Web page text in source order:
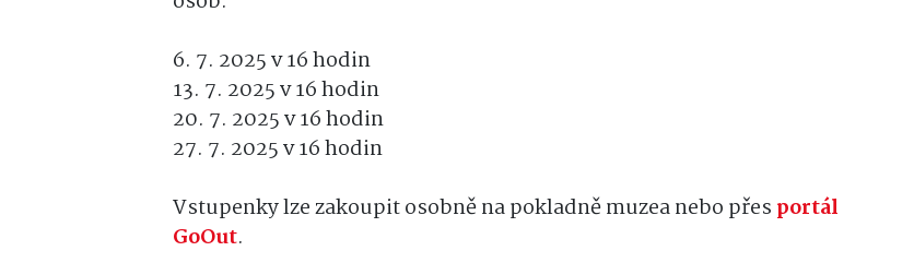
6. 7. 2025 v 16 hodin
13. 7. 2025 v 16 hodin
20. 7. 2025 v 16 hodin
27. 7. 2025 v 16 hodin
Vstupenky lze zakoupit osobně na pokladně muzea nebo přes portál
GoOut.